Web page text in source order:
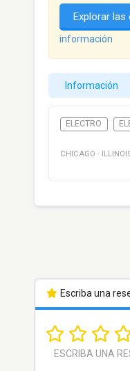
Explorar
información
Información
ELECTRO
CHICAGO ·
Escriba una